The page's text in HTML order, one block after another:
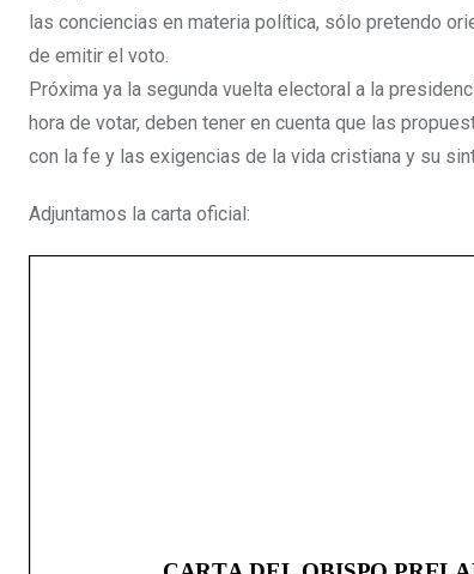
las conciencias en materia política, sólo pretendo
de emitir el voto.
Próxima ya la segunda vuelta electoral a la
hora de votar, deben tener en cuenta que las
con la fe y las exigencias de la vida cristiana y su
Adjuntamos la carta oficial: